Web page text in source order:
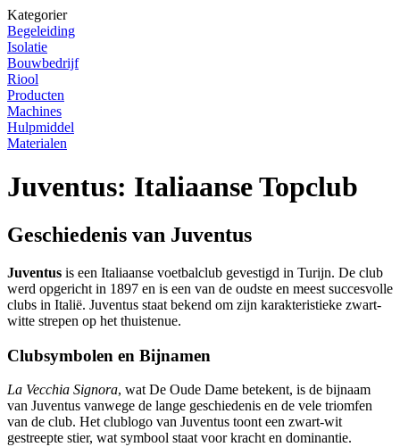
Kategorier
Begeleiding
Isolatie
Bouwbedrijf
Riool
Producten
Machines
Hulpmiddel
Materialen
Juventus: Italiaanse Topclub
Geschiedenis van Juventus
Juventus is een Italiaanse voetbalclub gevestigd in Turijn. De club
werd opgericht in 1897 en is een van de oudste en meest succesvolle
clubs in Italië. Juventus staat bekend om zijn karakteristieke zwart-
witte strepen op het thuistenue.
Clubsymbolen en Bijnamen
La Vecchia Signora, wat De Oude Dame betekent, is de bijnaam
van Juventus vanwege de lange geschiedenis en de vele triomfen
van de club. Het clublogo van Juventus toont een zwart-wit
gestreepte stier, wat symbool staat voor kracht en dominantie.